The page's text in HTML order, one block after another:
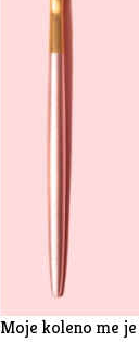
Moje koleno me